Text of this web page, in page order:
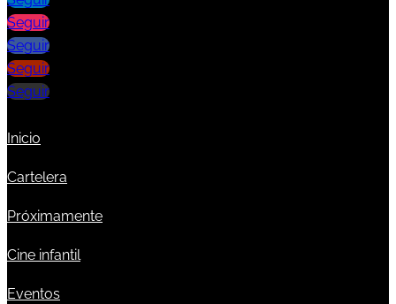
Seguir
Seguir
Seguir
Seguir
Inicio
Cartelera
Próximamente
Cine infantil
Eventos